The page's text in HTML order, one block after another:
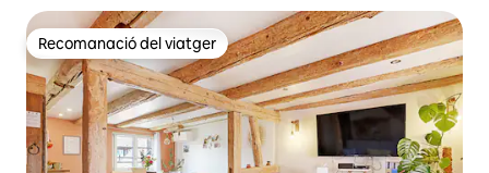
Recomanació del viatger
Recomanació del viatger